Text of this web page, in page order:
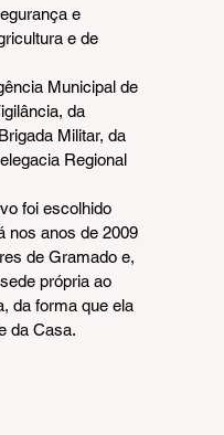
e
e de
Municipal de
da
Militar, da
Regional
foi escolhido
nos anos de 2009
de Gramado e,
própria ao
da forma que ela
da Casa.